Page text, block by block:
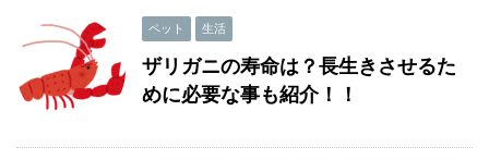
ペット 生活
ザリガニの寿命は？長生きさせるた
めに必要な事も紹介！！